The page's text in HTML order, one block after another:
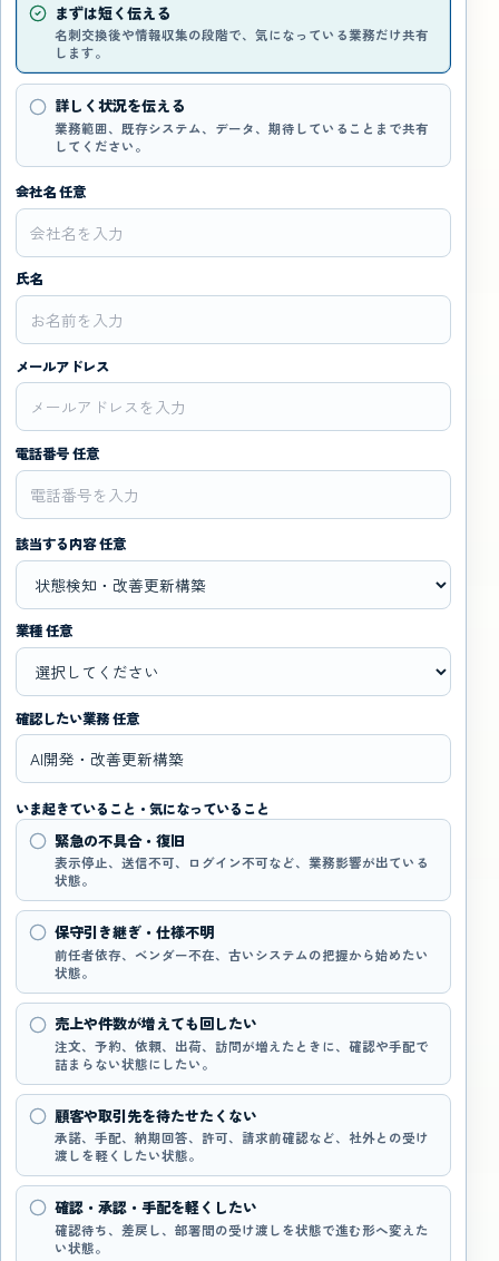
まずは短く伝える
名刺交換後や情報収集の段階で、気になっている業務だけ共有
します。
詳しく状況を伝える
業務範囲、既存システム、データ、期待していることまで共有
してください。
会社名 任意
氏名
メールアドレス
電話番号 任意
該当する内容 任意
業種 任意
確認したい業務 任意
いま起きていること・気になっていること
緊急の不具合・復旧
表示停止、送信不可、ログイン不可など、業務影響が出ている
状態。
保守引き継ぎ・仕様不明
前任者依存、ベンダー不在、古いシステムの把握から始めたい
状態。
売上や件数が増えても回したい
注文、予約、依頼、出荷、訪問が増えたときに、確認や手配で
詰まらない状態にしたい。
顧客や取引先を待たせたくない
承諾、手配、納期回答、許可、請求前確認など、社外との受け
渡しを軽くしたい状態。
確認・承認・手配を軽くしたい
確認待ち、差戻し、部署間の受け渡しを状態で進む形へ変えた
い状態。